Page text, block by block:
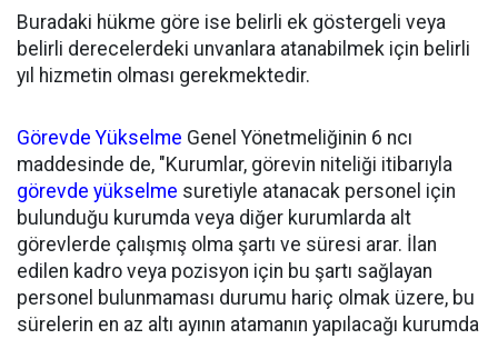
Buradaki hükme göre ise belirli ek göstergeli veya
belirli derecelerdeki unvanlara atanabilmek için belirli
yıl hizmetin olması gerekmektedir.
Görevde Yükselme Genel Yönetmeliğinin 6 ncı
maddesinde de, "Kurumlar, görevin niteliği itibarıyla
görevde yükselme suretiyle atanacak personel için
bulunduğu kurumda veya diğer kurumlarda alt
görevlerde çalışmış olma şartı ve süresi arar. İlan
edilen kadro veya pozisyon için bu şartı sağlayan
personel bulunmaması durumu hariç olmak üzere, bu
sürelerin en az altı ayının atamanın yapılacağı kurumda